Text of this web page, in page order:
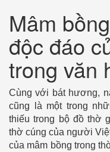
Mâm
độc đáo
trong văn
Cùng với bát hương,
cũng là một trong
thiếu trong bộ đồ thờ
thờ cúng của người
của mâm bồng trong